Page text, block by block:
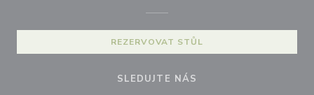
REZERVOVAT STŮL
SLEDUJTE NÁS